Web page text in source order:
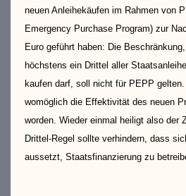
neuen Anleihekäufen im Rahmen von
Emergency Purchase Program) zur
Euro geführt haben: Die
höchstens ein Drittel aller
kaufen darf, soll nicht für PEPP
womöglich die Effektivität des neuen
worden. Wieder einmal heiligt also der
Drittel-Regel sollte verhindern, dass
aussetzt, Staatsfinanzierung zu